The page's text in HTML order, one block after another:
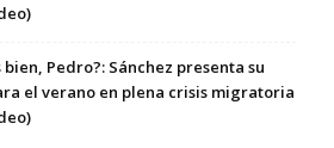
bien, Pedro?: Sánchez presenta su
el verano en plena crisis migratoria